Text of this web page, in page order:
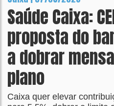
Saúde Caixa:
proposta do
a dobrar
plano
Caixa quer elevar